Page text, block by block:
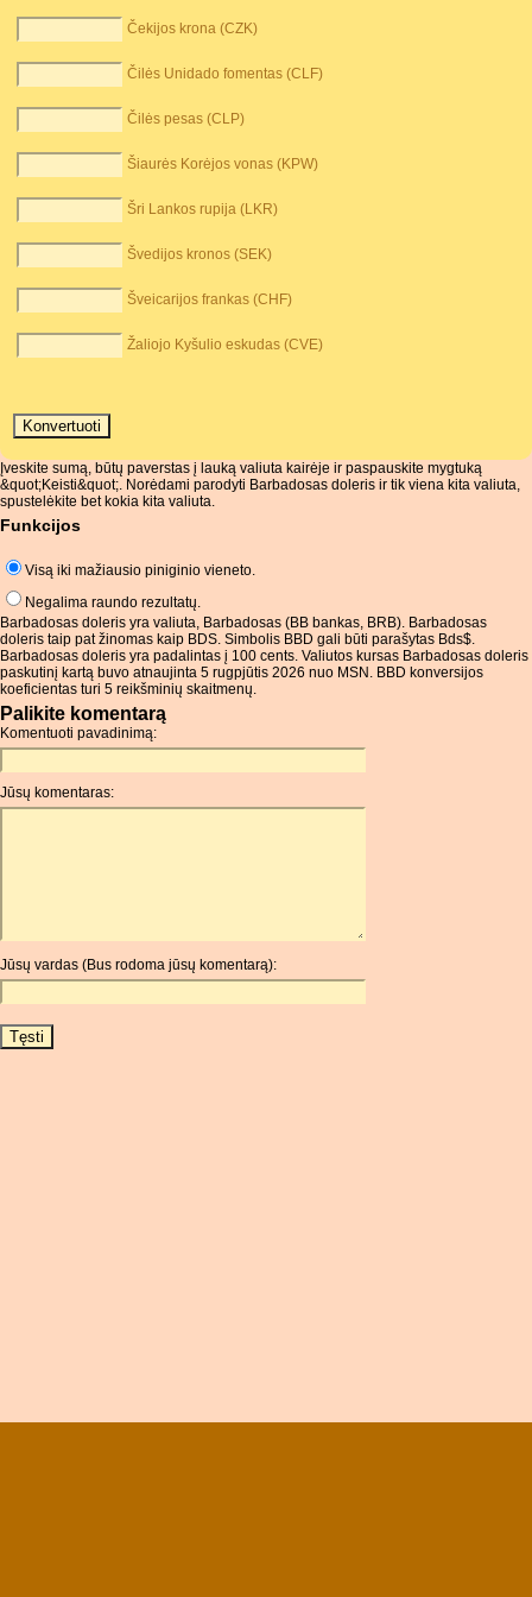
Čekijos krona (CZK)
Čilės Unidado fomentas (CLF)
Čilės pesas (CLP)
Šiaurės Korėjos vonas (KPW)
Šri Lankos rupija (LKR)
Švedijos kronos (SEK)
Šveicarijos frankas (CHF)
Žaliojo Kyšulio eskudas (CVE)
Įveskite sumą, būtų paverstas į lauką valiuta kairėje ir paspauskite mygtuką
&quot;Keisti&quot;. Norėdami parodyti Barbadosas doleris ir tik viena kita valiuta,
spustelėkite bet kokia kita valiuta.
Funkcijos
Visą iki mažiausio piniginio vieneto.
Negalima raundo rezultatų.
Barbadosas doleris yra valiuta, Barbadosas (BB bankas, BRB). Barbadosas
doleris taip pat žinomas kaip BDS. Simbolis BBD gali būti parašytas Bds$.
Barbadosas doleris yra padalintas į 100 cents. Valiutos kursas Barbadosas doleris
paskutinį kartą buvo atnaujinta 5 rugpjūtis 2026 nuo MSN. BBD konversijos
koeficientas turi 5 reikšminių skaitmenų.
Palikite komentarą
Komentuoti pavadinimą:
Jūsų komentaras:
Jūsų vardas (Bus rodoma jūsų komentarą):